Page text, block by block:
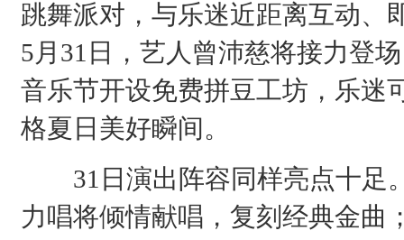
跳舞派对，与乐迷近距离互动、
5月31日，艺人曾沛慈将接力登
音乐节开设免费拼豆工坊，乐迷
格夏日美好瞬间。
31日演出阵容同样亮点十足
力唱将倾情献唱，复刻经典金曲